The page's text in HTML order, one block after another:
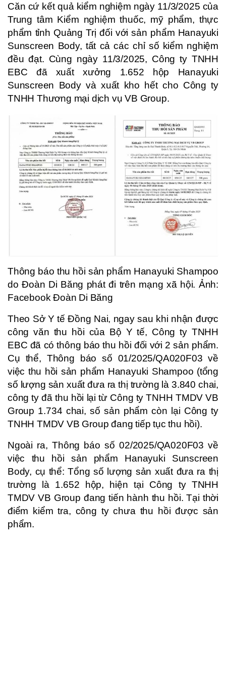
Căn cứ kết quả kiểm nghiệm ngày 11/3/2025 của
Trung tâm Kiểm nghiệm thuốc, mỹ phẩm, thực
phẩm tỉnh Quảng Trị đối với sản phẩm Hanayuki
Sunscreen Body, tất cả các chỉ số kiểm nghiệm
đều đạt. Cùng ngày 11/3/2025, Công ty TNHH
EBC đã xuất xưởng 1.652 hộp Hanayuki
Sunscreen Body và xuất kho hết cho Công ty
TNHH Thương mại dịch vụ VB Group.
Thông báo thu hồi sản phẩm Hanayuki Shampoo
do Đoàn Di Băng phát đi trên mạng xã hội. Ảnh:
Facebook Đoàn Di Băng
Theo Sở Y tế Đồng Nai, ngay sau khi nhận được
công văn thu hồi của Bộ Y tế, Công ty TNHH
EBC đã có thông báo thu hồi đối với 2 sản phẩm.
Cụ thể, Thông báo số 01/2025/QA020F03 về
việc thu hồi sản phẩm Hanayuki Shampoo (tổng
số lượng sản xuất đưa ra thị trường là 3.840 chai,
công ty đã thu hồi lại từ Công ty TNHH TMDV VB
Group 1.734 chai, số sản phẩm còn lại Công ty
TNHH TMDV VB Group đang tiếp tục thu hồi).
Ngoài ra, Thông báo số 02/2025/QA020F03 về
việc thu hồi sản phẩm Hanayuki Sunscreen
Body, cụ thể: Tổng số lượng sản xuất đưa ra thị
trường là 1.652 hộp, hiện tại Công ty TNHH
TMDV VB Group đang tiến hành thu hồi. Tại thời
điểm kiểm tra, công ty chưa thu hồi được sản
phẩm.